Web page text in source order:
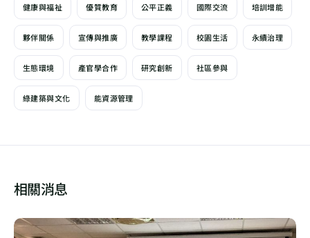
健康與福祉 優質教育 公平正義 國際交流 培訓增能
夥伴關係 宣傳與推廣 教學課程 校園生活 永續治理
生態環境 產官學合作 研究創新 社區參與
綠建築與文化 能資源管理
相關消息